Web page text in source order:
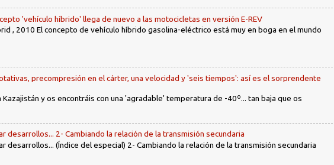
'vehículo híbrido' llega de nuevo a las motocicletas en versión E-REV
, 2010 El concepto de vehículo híbrido gasolina-eléctrico está muy en boga en el mundo
precompresión en el cárter, una velocidad y 'seis tiempos': así es el sorprendente
y os encontráis con una 'agradable' temperatura de -40º... tan baja que os
desarrollos... 2- Cambiando la relación de la transmisión secundaria
desarrollos... (Índice del especial) 2- Cambiando la relación de la transmisión secundaria